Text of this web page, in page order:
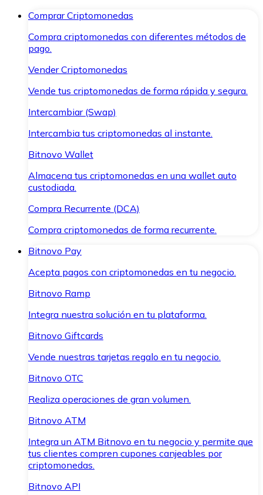
Comprar Criptomonedas
Compra criptomonedas con diferentes métodos de
pago.
Vender Criptomonedas
Vende tus criptomonedas de forma rápida y segura.
Intercambiar (Swap)
Intercambia tus criptomonedas al instante.
Bitnovo Wallet
Almacena tus criptomonedas en una wallet auto
custodiada.
Compra Recurrente (DCA)
Compra criptomonedas de forma recurrente.
Bitnovo Pay
Acepta pagos con criptomonedas en tu negocio.
Bitnovo Ramp
Integra nuestra solución en tu plataforma.
Bitnovo Giftcards
Vende nuestras tarjetas regalo en tu negocio.
Bitnovo OTC
Realiza operaciones de gran volumen.
Bitnovo ATM
Integra un ATM Bitnovo en tu negocio y permite que
tus clientes compren cupones canjeables por
criptomonedas.
Bitnovo API